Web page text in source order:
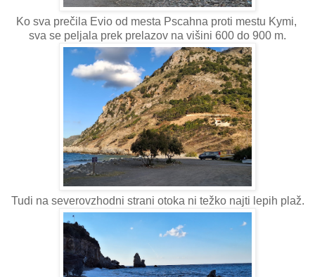
Ko sva prečila Evio od mesta Pscahna proti mestu Kymi,
sva se peljala prek prelazov na višini 600 do 900 m.
Tudi na severovzhodni strani otoka ni težko najti lepih plaž.